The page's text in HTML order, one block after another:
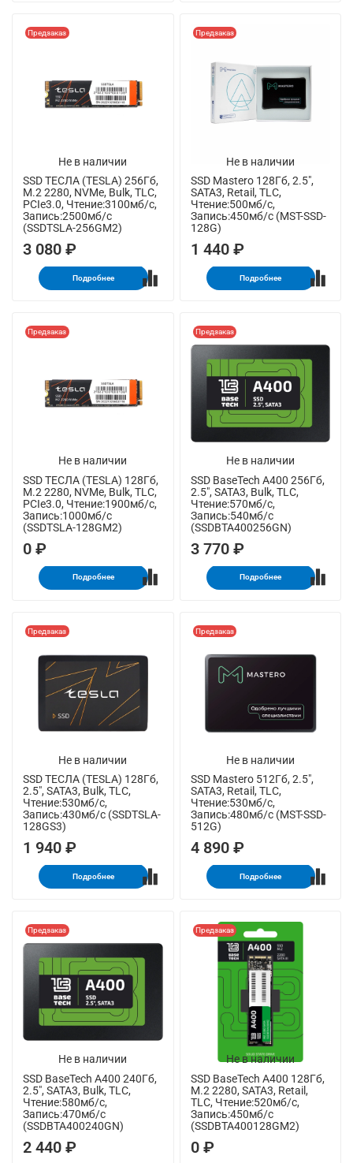
Не в наличии
Предзаказ
SSD ТЕСЛА (TESLA) 256Гб,
M.2 2280, NVMe, Bulk, TLC,
PCIe3.0, Чтение:3100мб/с,
Запись:2500мб/с
(SSDTSLA-256GM2)
3 080 ₽
Подробнее
Не в наличии
Предзаказ
SSD Mastero 128Гб, 2.5",
SATA3, Retail, TLC,
Чтение:500мб/с,
Запись:450мб/с (MST-SSD-
128G)
1 440 ₽
Подробнее
Не в наличии
Предзаказ
SSD ТЕСЛА (TESLA) 128Гб,
M.2 2280, NVMe, Bulk, TLC,
PCIe3.0, Чтение:1900мб/с,
Запись:1000мб/с
(SSDTSLA-128GM2)
0 ₽
Подробнее
Не в наличии
Предзаказ
SSD BaseTech A400 256Гб,
2.5", SATA3, Bulk, TLC,
Чтение:570мб/с,
Запись:540мб/с
(SSDBTA400256GN)
3 770 ₽
Подробнее
Не в наличии
Предзаказ
SSD ТЕСЛА (TESLA) 128Гб,
2.5", SATA3, Bulk, TLC,
Чтение:530мб/с,
Запись:430мб/с (SSDTSLA-
128GS3)
1 940 ₽
Подробнее
Не в наличии
Предзаказ
SSD Mastero 512Гб, 2.5",
SATA3, Retail, TLC,
Чтение:530мб/с,
Запись:480мб/с (MST-SSD-
512G)
4 890 ₽
Подробнее
Не в наличии
Предзаказ
SSD BaseTech A400 240Гб,
2.5", SATA3, Bulk, TLC,
Чтение:580мб/с,
Запись:470мб/с
(SSDBTA400240GN)
2 440 ₽
Не в наличии
Предзаказ
SSD BaseTech A400 128Гб,
M.2 2280, SATA3, Retail,
TLC, Чтение:520мб/с,
Запись:450мб/с
(SSDBTA400128GM2)
0 ₽